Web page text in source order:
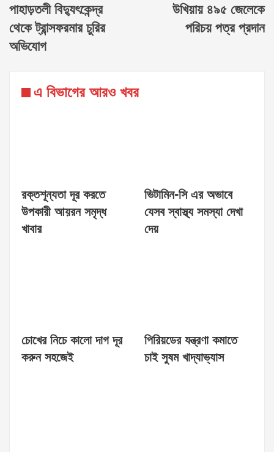
পাহাড়তলী বিদ্যুৎকেন্দ্র
থেকে ট্রান্সফরমার চুরির
অভিযোগ
উখিয়ায় ৪৯৫ জেলেকে
পরিচয় পত্র প্রদান
এ বিভাগের আরও খবর
রক্তশূন্যতা দূর করতে
উপকারী আয়রন সমৃদ্ধ
খাবার
ভিটামিন-সি এর অভাবে
যেসব স্বাস্থ্য সমস্যা দেখা
দেয়
চোখের নিচে কালো দাগ দূর
করুন সহজেই
পিরিয়ডের যন্ত্রণা কমাতে
চাই সুষম খাদ্যাভ্যাস